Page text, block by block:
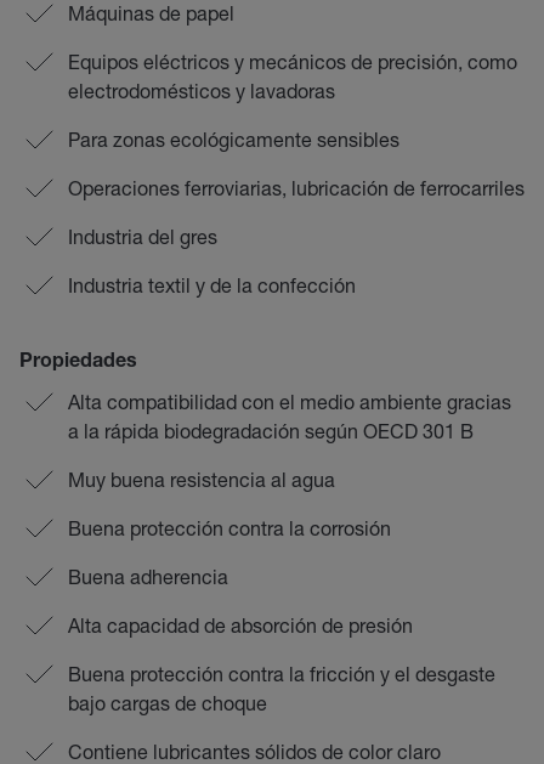
Máquinas de papel
Equipos eléctricos y mecánicos de precisión, como
electrodomésticos y lavadoras
Para zonas ecológicamente sensibles
Operaciones ferroviarias, lubricación de ferrocarriles
Industria del gres
Industria textil y de la confección
Propiedades
Alta compatibilidad con el medio ambiente gracias
a la rápida biodegradación según OECD 301 B
Muy buena resistencia al agua
Buena protección contra la corrosión
Buena adherencia
Alta capacidad de absorción de presión
Buena protección contra la fricción y el desgaste
bajo cargas de choque
Contiene lubricantes sólidos de color claro